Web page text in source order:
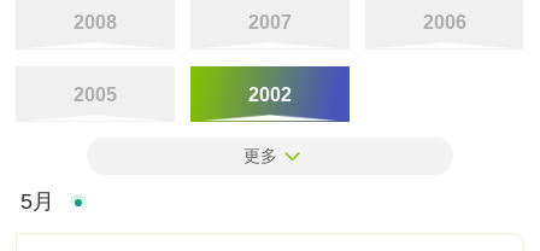
2008 2007 2006
2005 2002
更多
5月